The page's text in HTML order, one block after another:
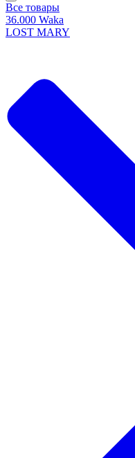
Все товары
36.000 Waka
LOST MARY